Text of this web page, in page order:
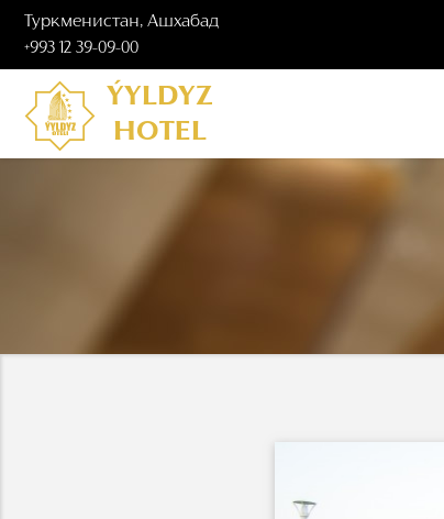
Туркменистан, Ашхабад
+993 12 39-09-00
ÝYLDYZ
HOTEL